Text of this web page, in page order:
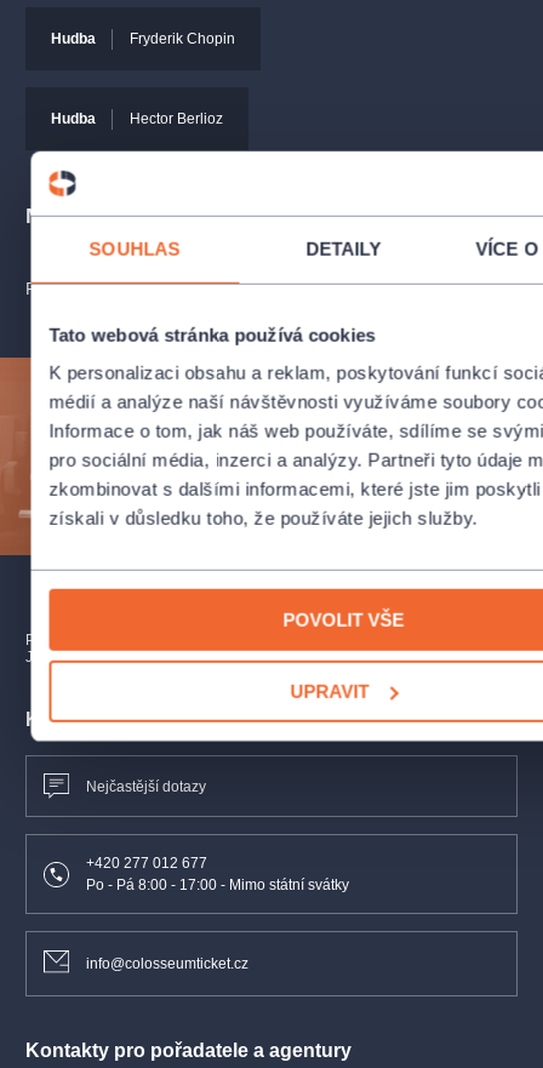
SOUHLAS DETAILY VÍCE
Tato webová stránka používá cookies
K personalizaci obsahu a reklam, poskytování funkcí
médií a analýze naší návštěvnosti využíváme soubory
Informace o tom, jak náš web používáte, sdílíme se
pro sociální média, inzerci a analýzy. Partneři tyto údaje
zkombinovat s dalšími informacemi, které jste jim
získali v důsledku toho, že používáte jejich služby.
POVOLIT VŠE
UPRAVIT
Hector Berlioz:Harold v Itálii, čtyřvětá symfonie pro sólovou
Účinkující
Erina Yashima
Martin Kasík
Josef Špačekviola
Hudba Fryderik Chopin
Hudba Hector Berlioz
Místa
PROFIL POŘADATELE SOČR - SYMFONICKÝ ORCHESTR
Přihlaste se k odběru a vychutnejte si kulturní život
naplno!
ODESLAT
Kontakty pro zákazníky
Nejčastější dotazy
+420 277 012 677
Po - Pá 8:00 - 17:00 - Mimo státní svátky
info@colosseumticket.cz
Kontakty pro pořadatele a agentury
PŘEDPLATNÉ
JAK NAKUPOVAT